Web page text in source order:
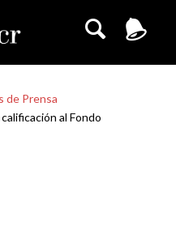
de Prensa
al Fondo